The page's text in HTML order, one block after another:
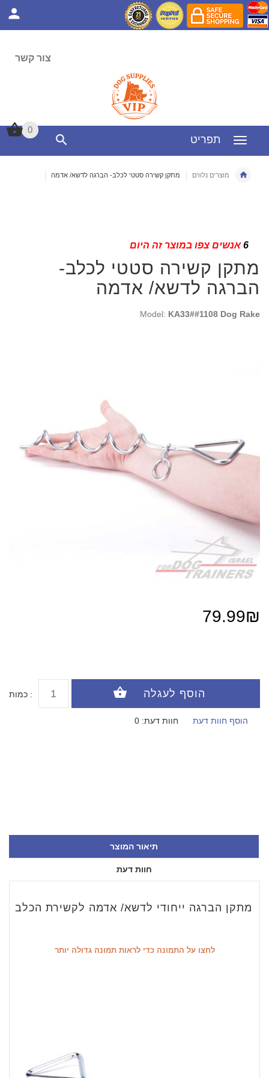
צור קשר
0
תפריט
0
מוצרים נלווים מתקן קשירה סטטי לכלב- הברגה לדשא/ אדמה
אנשים צפו במוצר זה היום
מתקן קשירה סטטי לכלב-
הברגה לדשא/ אדמה
Model: KA33##1108 Dog Rake
79.99₪
כמות :
חוות דעת: 0 הוסף חוות דעת
תיאור המוצר
חוות דעת
מתקן הברגה ייחודי לדשא/ אדמה לקשירת הכלב
לחצו על התמונה כדי לראות תמונה גדולה יותר